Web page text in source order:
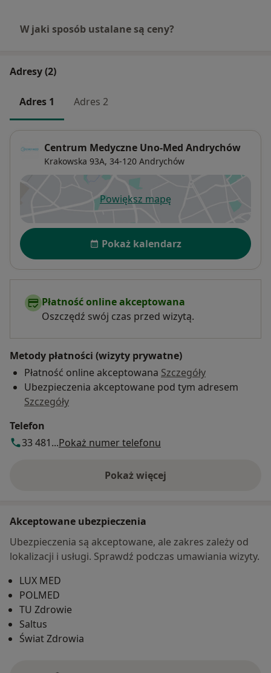
W jaki sposób ustalane są ceny?
Adresy (2)
Adres 1 Adres 2
Centrum Medyczne Uno-Med Andrychów
Krakowska 93A, 34-120 Andrychów
Powiększ mapęotwiera się w nowej karcie
Dostępność
Pokaż kalendarz
Płatność online akceptowana
Oszczędź swój czas przed wizytą.
Metody płatności (wizyty prywatne)
Płatność online akceptowana Szczegóły
Ubezpieczenia akceptowane pod tym adresem
Szczegóły
Telefon
33 481...Pokaż numer telefonu
Pokaż więcej
o adresie
Akceptowane ubezpieczenia
Ubezpieczenia są akceptowane, ale zakres zależy od
lokalizacji i usługi. Sprawdź podczas umawiania wizyty.
LUX MED
POLMED
TU Zdrowie
Saltus
Świat Zdrowia